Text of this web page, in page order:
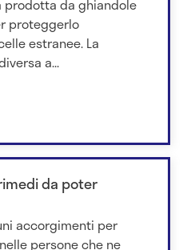
prodotta da ghiandole
proteggerlo
estranee. La
a...
da poter
accorgimenti per
persone che ne